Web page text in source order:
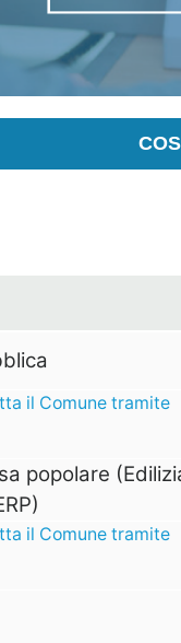
il Comune tramite
popolare
il Comune tramite